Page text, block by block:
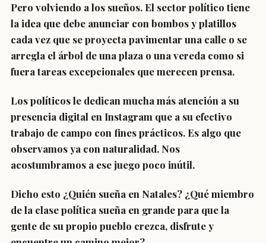
Pero volviendo a los sueños. El sector político tiene
la idea que debe anunciar con bombos y platillos
cada vez que se proyecta pavimentar una calle o se
arregla el árbol de una plaza o una vereda como si
fuera tareas excepcionales que merecen prensa.
Los políticos le dedican mucha más atención a su
presencia digital en Instagram que a su efectivo
trabajo de campo con fines prácticos. Es algo que
observamos ya con naturalidad. Nos
acostumbramos a ese juego poco inútil.
Dicho esto ¿Quién sueña en Natales? ¿Qué miembro
de la clase política sueña en grande para que la
gente de su propio pueblo crezca, disfrute y